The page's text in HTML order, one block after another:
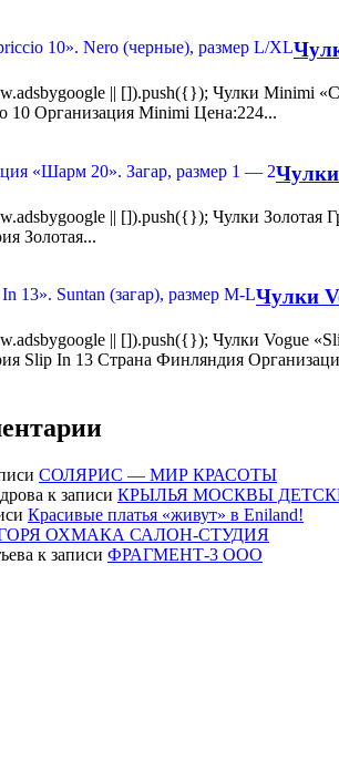
|| []).push({}); Чулки Minimi
10 Организация Minimi Цена:224...
|| []).push({}); Чулки
Золотая...
Чулки
|| []).push({}); Чулки Vogue
Slip In 13 Страна Финляндия
СОЛЯРИС — МИР КРАСОТЫ
к записи КРЫЛЬЯ МОСКВЫ
Красивые платья «живут» в Eniland!
ОХМАКА САЛОН-СТУДИЯ
к записи ФРАГМЕНТ-3 ООО